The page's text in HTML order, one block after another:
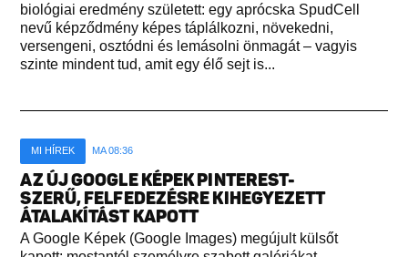
biológiai eredmény született: egy aprócska SpudCell
nevű képződmény képes táplálkozni, növekedni,
versengeni, osztódni és lemásolni önmagát – vagyis
szinte mindent tud, amit egy élő sejt is...
MI HÍREK MA 08:36
AZ ÚJ GOOGLE KÉPEK PINTEREST-
SZERŰ, FELFEDEZÉSRE KIHEGYEZETT
ÁTALAKÍTÁST KAPOTT
A Google Képek (Google Images) megújult külsőt